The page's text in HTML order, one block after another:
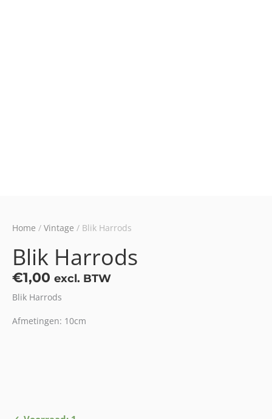
Home / Vintage / Blik Harrods
Blik Harrods
€1,00 excl. BTW
Blik Harrods
Afmetingen: 10cm